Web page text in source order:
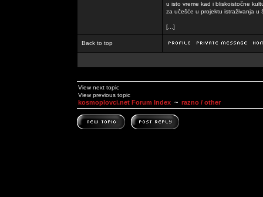
u isto vreme kad i bliskoistočne
za učešće u projektu istraživanja u
[...]
Back to top
View next topic
View previous topic
kosmoplovci.net Forum Index ~ razno / other